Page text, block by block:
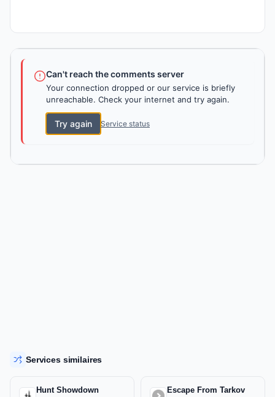
Can't reach the comments server
Your connection dropped or our service is briefly
unreachable. Check your internet and try again.
Try again Service status
Services similaires
Hunt Showdown Escape From Tarkov